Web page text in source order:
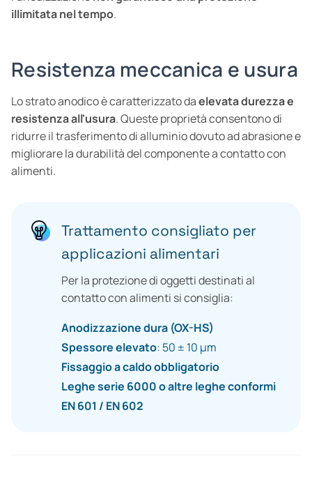
illimitata nel tempo.
Resistenza meccanica e usura
Lo strato anodico è caratterizzato daelevata durezza e
resistenza all'usura. Queste proprietà consentono di
ridurre il trasferimento di alluminio dovuto ad abrasione e
migliorare la durabilità del componente a contatto con
alimenti.
Trattamento consigliato per
applicazioni alimentari
Per la protezione di oggetti destinati al
contatto con alimenti si consiglia:
Anodizzazione dura (OX-HS)
Spessore elevato: 50 ± 10 µm
Fissaggio a caldo obbligatorio
Leghe serie 6000 o altre leghe conformi
EN 601 / EN 602